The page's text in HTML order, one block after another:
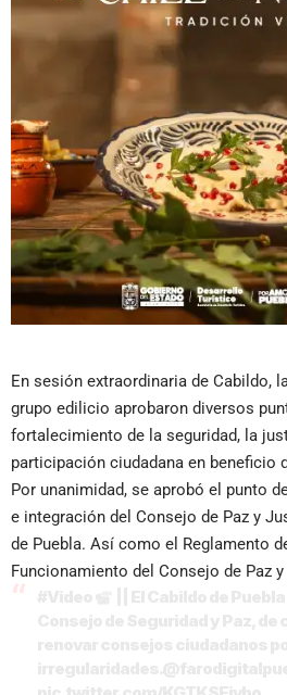
En sesión extraordinaria de Cabildo,
grupo edilicio aprobaron diversos
fortalecimiento de la seguridad, la
participación ciudadana en beneficio
Por unanimidad, se aprobó el punto
e integración del Consejo de Paz y
de Puebla. Así como el Reglamento
Funcionamiento del Consejo de Paz